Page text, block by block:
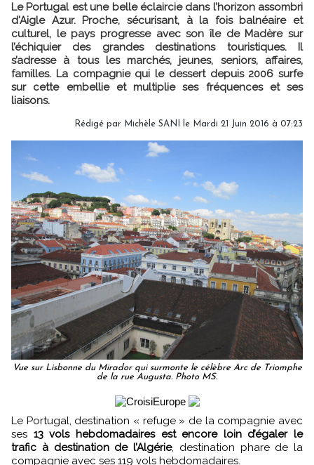
Le Portugal est une belle éclaircie dans l’horizon assombri
d'Aigle Azur. Proche, sécurisant, à la fois balnéaire et
culturel, le pays progresse avec son île de Madère sur
l’échiquier des grandes destinations touristiques. Il
s’adresse à tous les marchés, jeunes, seniors, affaires,
familles. La compagnie qui le dessert depuis 2006 surfe
sur cette embellie et multiplie ses fréquences et ses
liaisons.
Rédigé par Michèle SANI le Mardi 21 Juin 2016 à 07:23
Vue sur Lisbonne du Mirador qui surmonte le célèbre Arc de Triomphe
de la rue Augusta. Photo MS.
Le Portugal, destination « refuge » de la compagnie avec
ses 13 vols hebdomadaires est encore loin d’égaler le
trafic à destination de l’Algérie, destination phare de la
compagnie avec ses 119 vols hebdomadaires.